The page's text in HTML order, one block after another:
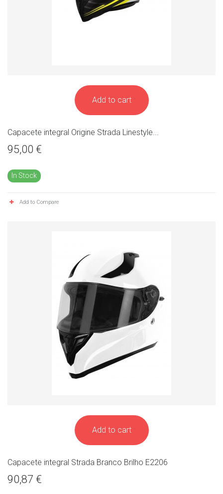
Add to cart
Capacete integral Origine Strada Linestyle...
95,00 €
In Stock
Add to Compare
Add to cart
Capacete integral Strada Branco Brilho E2206
90,87 €